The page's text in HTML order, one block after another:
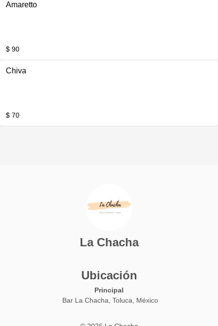
Amaretto
$ 90
Chiva
$ 70
La Chacha
Ubicación
Principal
Bar La Chacha, Toluca, México